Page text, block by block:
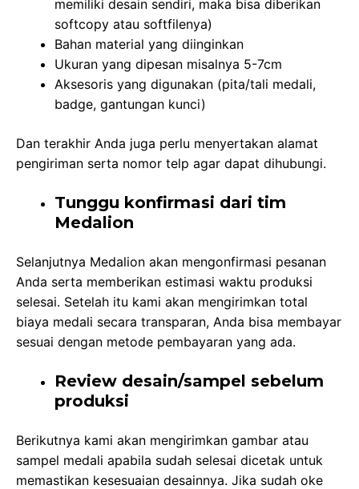
memiliki desain sendiri, maka bisa diberikan
softcopy atau softfilenya)
Bahan material yang diinginkan
Ukuran yang dipesan misalnya 5-7cm
Aksesoris yang digunakan (pita/tali medali,
badge, gantungan kunci)
Dan terakhir Anda juga perlu menyertakan alamat
pengiriman serta nomor telp agar dapat dihubungi.
Tunggu konfirmasi dari tim
Medalion
Selanjutnya Medalion akan mengonfirmasi pesanan
Anda serta memberikan estimasi waktu produksi
selesai. Setelah itu kami akan mengirimkan total
biaya medali secara transparan, Anda bisa membayar
sesuai dengan metode pembayaran yang ada.
Review desain/sampel sebelum
produksi
Berikutnya kami akan mengirimkan gambar atau
sampel medali apabila sudah selesai dicetak untuk
memastikan kesesuaian desainnya. Jika sudah oke